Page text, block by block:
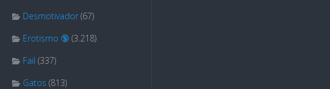
Desmotivador (67)
Erotismo 🔞 (3.218)
Fail (337)
Gatos (813)